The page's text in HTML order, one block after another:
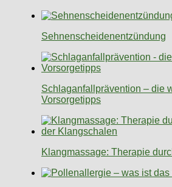
Sehnenscheidenentzündung
Schlaganfallprävention – die
Vorsorgetipps
Klangmassage: Therapie